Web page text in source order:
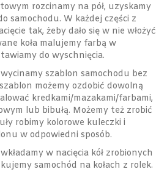
rozcinamy na pół, uzyskamy
samochodu. W każdej części z
tak, żeby dało się w nie włożyć
koła malujemy farbą w
do wyschnięcia.
szablon samochodu bez
możemy ozdobić dowolną
kredkami/mazakami/farbami,
lub bibułą. Możemy też zrobić
robimy kolorowe kuleczki i
w odpowiedni sposób.
w nacięcia kół zrobionych
samochód na kołach z rolek.